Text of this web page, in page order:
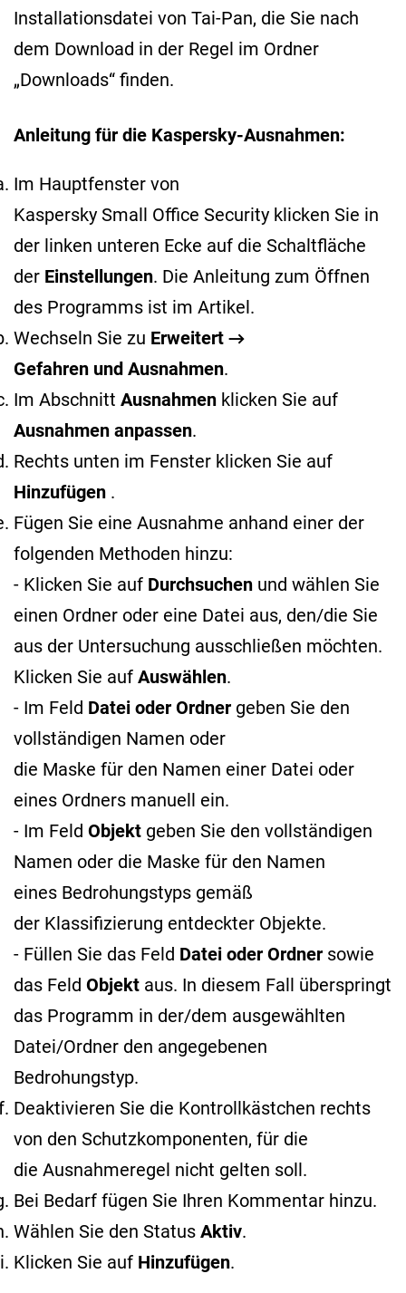
Installationsdatei von Tai-Pan, die Sie nach
dem Download in der Regel im Ordner
„Downloads“ finden.
Anleitung für die Kaspersky-Ausnahmen:
Im Hauptfenster von
Kaspersky Small Office Security klicken Sie in
der linken unteren Ecke auf die Schaltfläche
der Einstellungen. Die Anleitung zum Öffnen
des Programms ist im Artikel.
Wechseln Sie zu Erweitert →
Gefahren und Ausnahmen.
Im Abschnitt Ausnahmen klicken Sie auf
Ausnahmen anpassen.
Rechts unten im Fenster klicken Sie auf
Hinzufügen .
Fügen Sie eine Ausnahme anhand einer der
folgenden Methoden hinzu:
- Klicken Sie auf Durchsuchen und wählen Sie
einen Ordner oder eine Datei aus, den/die Sie
aus der Untersuchung ausschließen möchten.
Klicken Sie auf Auswählen.
- Im Feld Datei oder Ordner geben Sie den
vollständigen Namen oder
die Maske für den Namen einer Datei oder
eines Ordners manuell ein.
- Im Feld Objekt geben Sie den vollständigen
Namen oder die Maske für den Namen
eines Bedrohungstyps gemäß
der Klassifizierung entdeckter Objekte.
- Füllen Sie das Feld Datei oder Ordner sowie
das Feld Objekt aus. In diesem Fall überspringt
das Programm in der/dem ausgewählten
Datei/Ordner den angegebenen
Bedrohungstyp.
Deaktivieren Sie die Kontrollkästchen rechts
von den Schutzkomponenten, für die
die Ausnahmeregel nicht gelten soll.
Bei Bedarf fügen Sie Ihren Kommentar hinzu.
Wählen Sie den Status Aktiv.
Klicken Sie auf Hinzufügen.